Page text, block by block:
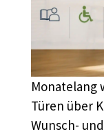
Monatelang
Türen über
Wunsch-